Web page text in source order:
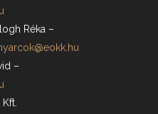
Réka –
–